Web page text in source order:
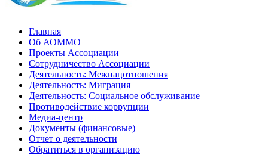
Главная
Об АОММО
Проекты Ассоциации
Сотрудничество Ассоциации
Деятельность: Межнацотношения
Деятельность: Миграция
Деятельность: Социальное обслуживание
Противодействие коррупции
Медиа-центр
Документы (финансовые)
Отчет о деятельности
Обратиться в организацию